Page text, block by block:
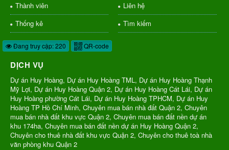
Thành viên
Liên hệ
Thống kê
Tìm kiếm
Đang truy cập: 220 QR-code
DỊCH VỤ
Dự án Huy Hoàng, Dự án Huy Hoàng TML, Dự án Huy Hoàng Thạnh
Mỹ Lợi, Dự án Huy Hoàng Quận 2, Dự án Huy Hoàng Cát Lái, Dự án
Huy Hoàng phường Cát Lái, Dự án Huy Hoàng TPHCM, Dự án Huy
Hoàng TP Hồ Chí Minh, Chuyên mua bán nhà đất Quận 2, Chuyên
mua bán nhà đất khu vực Quận 2, Chuyên mua bán đất nền dự án
khu 174ha, Chuyên mua bán đất nền dự án Huy Hoàng Quận 2,
Chuyên cho thuê nhà đất khu vực Quận 2, Chuyên cho thuê toà nhà
văn phòng khu Quận 2